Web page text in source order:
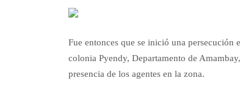
Fue entonces que se inició una
colonia Pyendy, Departamento de
presencia de los agentes en la zona.